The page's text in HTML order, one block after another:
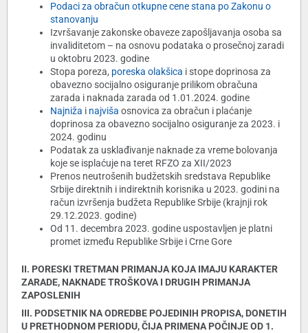
Podaci za obračun otkupne cene stana po Zakonu o
stanovanju
Izvršavanje zakonske obaveze zapošljavanja osoba sa
invaliditetom – na osnovu podataka o prosečnoj zaradi
u oktobru 2023. godine
Stopa poreza, poreska olakšica i stope doprinosa za
obavezno socijalno osiguranje prilikom obračuna
zarada i naknada zarada od 1.01.2024. godine
Najniža i najviša osnovica za obračun i plaćanje
doprinosa za obavezno socijalno osiguranje za 2023. i
2024. godinu
Podatak za usklađivanje naknade za vreme bolovanja
koje se isplaćuje na teret RFZO za XII/2023
Prenos neutrošenih budžetskih sredstava Republike
Srbije direktnih i indirektnih korisnika u 2023. godini na
račun izvršenja budžeta Republike Srbije (krajnji rok
29.12.2023. godine)
Od 11. decembra 2023. godine uspostavljen je platni
promet između Republike Srbije i Crne Gore
II. PORESKI TRETMAN PRIMANJA KOJA IMAJU KARAKTER
ZARADE, NAKNADE TROŠKOVA I DRUGIH PRIMANJA
ZAPOSLENIH
III. PODSETNIK NA ODREDBE POJEDINIH PROPISA, DONETIH
U PRETHODNOM PERIODU, ČIJA PRIMENA POČINJE OD 1.